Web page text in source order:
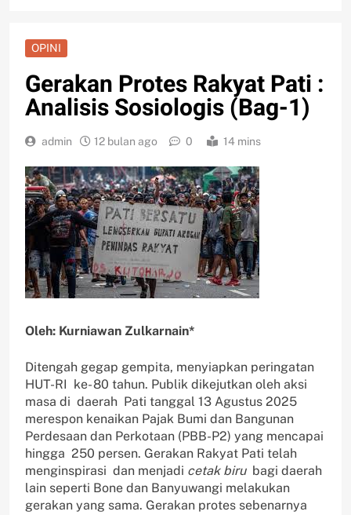
OPINI
Gerakan Protes Rakyat Pati :
Analisis Sosiologis (Bag-1)
admin 12 bulan ago 0 14 mins
Oleh: Kurniawan Zulkarnain*
Ditengah gegap gempita, menyiapkan peringatan
HUT-RI ke- 80 tahun. Publik dikejutkan oleh aksi
masa di daerah Pati tanggal 13 Agustus 2025
merespon kenaikan Pajak Bumi dan Bangunan
Perdesaan dan Perkotaan (PBB-P2) yang mencapai
hingga 250 persen. Gerakan Rakyat Pati telah
menginspirasi dan menjadi cetak birubagi daerah
lain seperti Bone dan Banyuwangi melakukan
gerakan yang sama. Gerakan protes sebenarnya